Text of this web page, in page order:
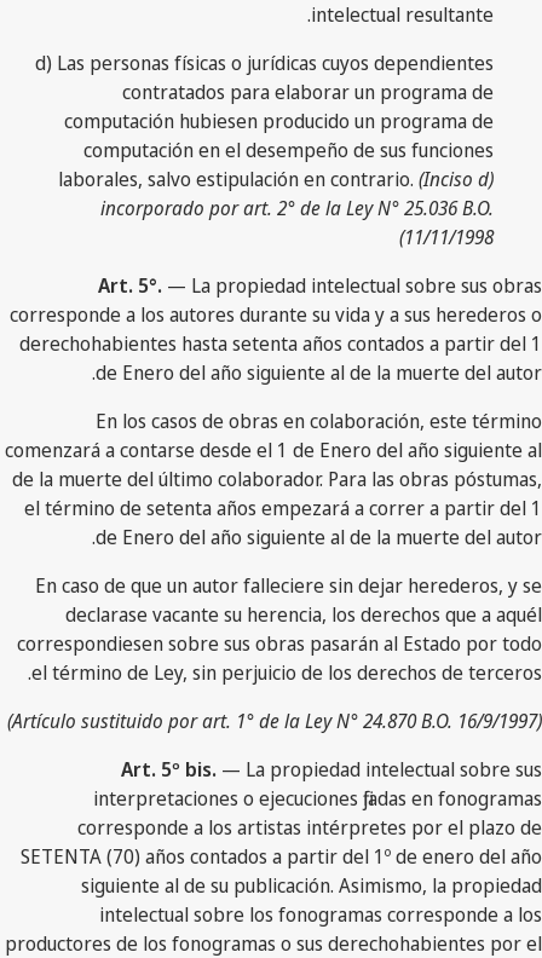
intelectual resultante.
d) Las personas físicas o jurídicas cuyos dependientes
contratados para elaborar un programa de
computación hubiesen producido un programa de
computación en el desempeño de sus funciones
laborales, salvo estipulación en contrario. (Inciso d)
incorporado por art. 2° de la Ley N° 25.036 B.O.
11/11/1998)
Art. 5°. — La propiedad intelectual sobre sus obras
corresponde a los autores durante su vida y a sus herederos o
derechohabientes hasta setenta años contados a partir del 1
de Enero del año siguiente al de la muerte del autor.
En los casos de obras en colaboración, este término
comenzará a contarse desde el 1 de Enero del año siguiente al
de la muerte del último colaborador. Para las obras póstumas,
el término de setenta años empezará a correr a partir del 1
de Enero del año siguiente al de la muerte del autor.
En caso de que un autor falleciere sin dejar herederos, y se
declarase vacante su herencia, los derechos que a aquél
correspondiesen sobre sus obras pasarán al Estado por todo
el término de Ley, sin perjuicio de los derechos de terceros.
(Artículo sustituido por art. 1° de la Ley N° 24.870 B.O. 16/9/1997)
Art. 5º bis. — La propiedad intelectual sobre sus
interpretaciones o ejecuciones fijadas en fonogramas
corresponde a los artistas intérpretes por el plazo de
SETENTA (70) años contados a partir del 1º de enero del año
siguiente al de su publicación. Asimismo, la propiedad
intelectual sobre los fonogramas corresponde a los
productores de los fonogramas o sus derechohabientes por el